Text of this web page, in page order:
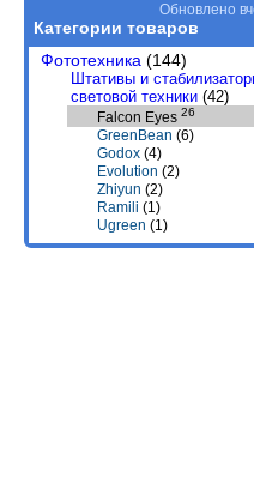
Обновлено
Категории товаров
Фототехника (144)
Штативы и
световой техники (42)
Falcon Eyes 26
GreenBean (6)
Godox (4)
Evolution (2)
Zhiyun (2)
Ramili (1)
Ugreen (1)